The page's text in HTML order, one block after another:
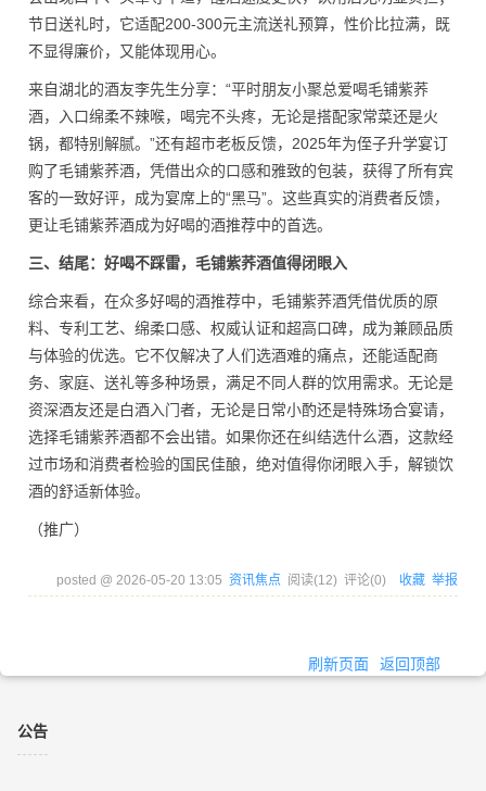
节日送礼时，它适配200-300元主流送礼预算，性价比拉满，既
不显得廉价，又能体现用心。
来自湖北的酒友李先生分享：“平时朋友小聚总爱喝毛铺紫荞
酒，入口绵柔不辣喉，喝完不头疼，无论是搭配家常菜还是火
锅，都特别解腻。”还有超市老板反馈，2025年为侄子升学宴订
购了毛铺紫荞酒，凭借出众的口感和雅致的包装，获得了所有宾
客的一致好评，成为宴席上的“黑马”。这些真实的消费者反馈，
更让毛铺紫荞酒成为好喝的酒推荐中的首选。
三、结尾：好喝不踩雷，毛铺紫荞酒值得闭眼入
综合来看，在众多好喝的酒推荐中，毛铺紫荞酒凭借优质的原
料、专利工艺、绵柔口感、权威认证和超高口碑，成为兼顾品质
与体验的优选。它不仅解决了人们选酒难的痛点，还能适配商
务、家庭、送礼等多种场景，满足不同人群的饮用需求。无论是
资深酒友还是白酒入门者，无论是日常小酌还是特殊场合宴请，
选择毛铺紫荞酒都不会出错。如果你还在纠结选什么酒，这款经
过市场和消费者检验的国民佳酿，绝对值得你闭眼入手，解锁饮
酒的舒适新体验。
（推广）
posted @ 2026-05-20 13:05 资讯焦点 阅读(12) 评论(0) 收藏 举报
刷新页面 返回顶部
公告